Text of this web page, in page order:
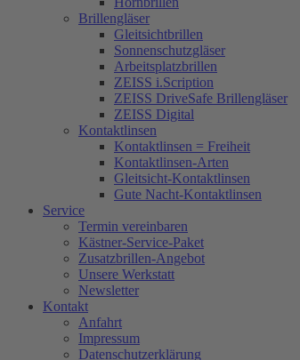
Brillengläser
Gleitsichtbrillen
Sonnenschutzgläser
Arbeitsplatzbrillen
ZEISS i.Scription
ZEISS DriveSafe Brillengläser
ZEISS Digital
Kontaktlinsen
Kontaktlinsen = Freiheit
Kontaktlinsen-Arten
Gleitsicht-Kontaktlinsen
Gute Nacht-Kontaktlinsen
Service
Termin vereinbaren
Kästner-Service-Paket
Zusatzbrillen-Angebot
Unsere Werkstatt
Newsletter
Kontakt
Anfahrt
Impressum
Datenschutzerklärung